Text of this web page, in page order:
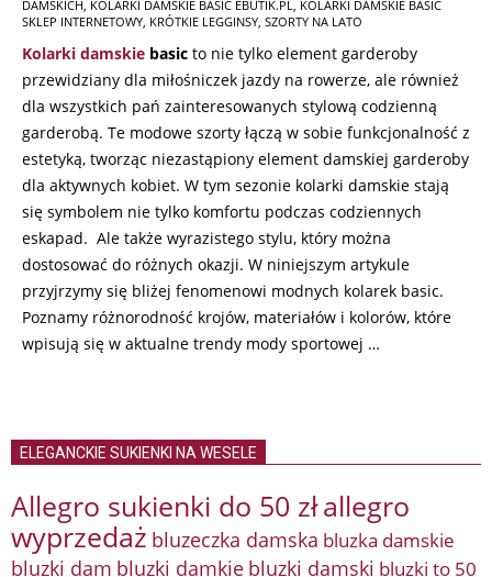
02-
DAMSKICH, KOLARKI DAMSKIE BASIC EBUTIK.PL, KOLARKI DAMSKIE BASIC
SKLEP INTERNETOWY, KRÓTKIE LEGGINSY, SZORTY NA LATO
Kolarki damskie basic to nie tylko element garderoby
przewidziany dla miłośniczek jazdy na rowerze, ale również
dla wszystkich pań zainteresowanych stylową codzienną
garderobą. Te modowe szorty łączą w sobie funkcjonalność z
estetyką, tworząc niezastąpiony element damskiej garderoby
dla aktywnych kobiet. W tym sezonie kolarki damskie stają
się symbolem nie tylko komfortu podczas codziennych
eskapad. Ale także wyrazistego stylu, który można
dostosować do różnych okazji. W niniejszym artykule
przyjrzymy się bliżej fenomenowi modnych kolarek basic.
Poznamy różnorodność krojów, materiałów i kolorów, które
wpisują się w aktualne trendy mody sportowej …
ELEGANCKIE SUKIENKI NA WESELE
Allegro sukienki do 50 złallegro
wyprzedaż bluzeczka damska bluzka damskie
bluzki dam bluzki damkie bluzki damski bluzki to 50